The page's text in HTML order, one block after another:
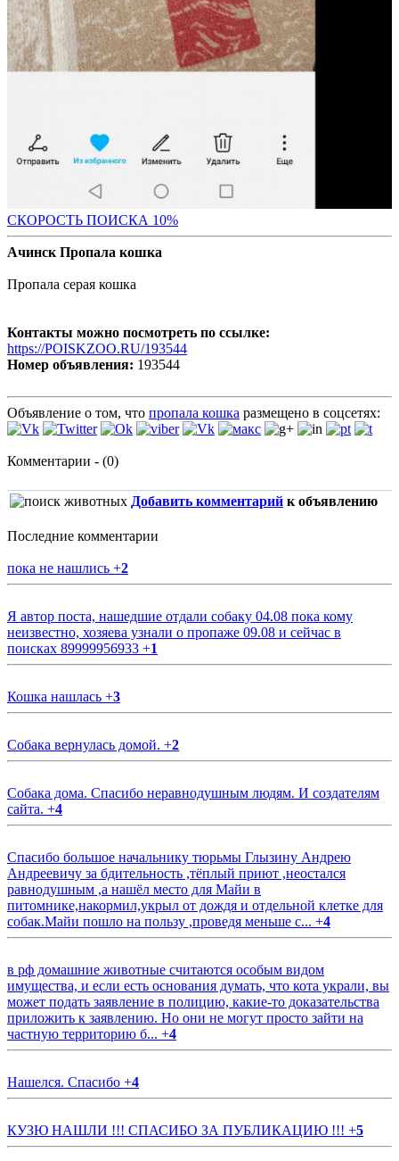
СКОРОСТЬ ПОИСКА 10%
Ачинск Пропала кошка
Пропала серая кошка
Контакты можно посмотреть по ссылке:
https://POISKZOO.RU/193544
Номер объявления: 193544
Объявление о том, что пропала кошка размещено в соцсетях:
Комментарии - (0)
Добавить комментарий к объявлению
Последние комментарии
пока не нашлись +2
Я автор поста, нашедшие отдали собаку 04.08 пока кому
неизвестно, хозяева узнали о пропаже 09.08 и сейчас в
поисках 89999956933 +1
Кошка нашлась +3
Собака вернулась домой. +2
Собака дома. Спасибо неравнодушным людям. И создателям
сайта. +4
Спасибо большое начальнику тюрьмы Глызину Андрею
Андреевичу за бдительность ,тёплый приют ,неостался
равнодушным ,а нашёл место для Майи в
питомнике,накормил,укрыл от дождя и отдельной клетке для
собак.Майи пошло на пользу ,проведя меньше с... +4
в рф домашние животные считаются особым видом
имущества, и если есть основания думать, что кота украли, вы
может подать заявление в полицию, какие-то доказательства
приложить к заявлению. Но они не могут просто зайти на
частную территорию б... +4
Нашелся. Спасибо +4
КУЗЮ НАШЛИ !!! СПАСИБО ЗА ПУБЛИКАЦИЮ !!! +5